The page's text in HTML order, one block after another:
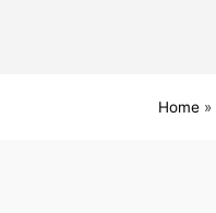
Home »